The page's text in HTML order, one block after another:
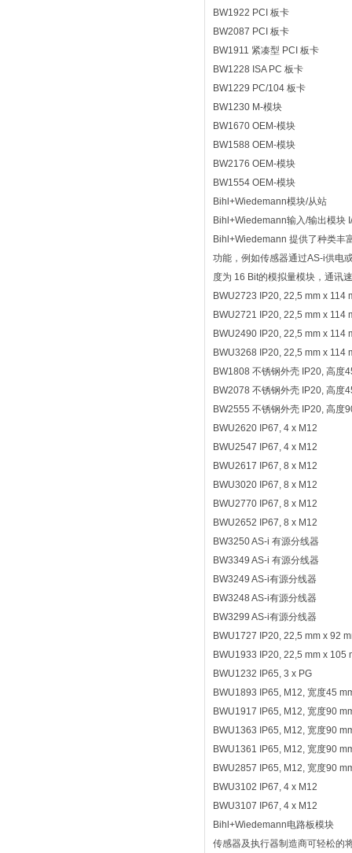
BW1922 PCI 板卡
BW2087 PCI 板卡
BW1911 紧凑型 PCI 板卡
BW1228 ISA PC 板卡
BW1229 PC/104 板卡
BW1230 M-模块
BW1670 OEM-模块
BW1588 OEM-模块
BW2176 OEM-模块
BW1554 OEM-模块
Bihl+Wiedemann模块/从站
Bihl+Wiedemann输入/输出模块
Bihl+Wiedemann 提供了种类丰
功能，例如传感器通过AS-i供电
度为 16 Bit的模拟量模块，通讯
BWU2723 IP20, 22,5 mm x 114
BWU2721 IP20, 22,5 mm x 114
BWU2490 IP20, 22,5 mm x 114
BWU3268 IP20, 22,5 mm x 114
BW1808 不锈钢外壳 IP20, 高度
BW2078 不锈钢外壳 IP20, 高度
BW2555 不锈钢外壳 IP20, 高度
BWU2620 IP67, 4 x M12
BWU2547 IP67, 4 x M12
BWU2617 IP67, 8 x M12
BWU3020 IP67, 8 x M12
BWU2770 IP67, 8 x M12
BWU2652 IP67, 8 x M12
BW3250 AS-i 有源分线器
BW3349 AS-i 有源分线器
BW3249 AS-i有源分线器
BW3248 AS-i有源分线器
BW3299 AS-i有源分线器
BWU1727 IP20, 22,5 mm x 92
BWU1933 IP20, 22,5 mm x 105
BWU1232 IP65, 3 x PG
BWU1893 IP65, M12, 宽度45
BWU1917 IP65, M12, 宽度90
BWU1363 IP65, M12, 宽度90
BWU1361 IP65, M12, 宽度90
BWU2857 IP65, M12, 宽度90
BWU3102 IP67, 4 x M12
BWU3107 IP67, 4 x M12
Bihl+Wiedemann电路板模块
传感器及执行器制造商可轻松的